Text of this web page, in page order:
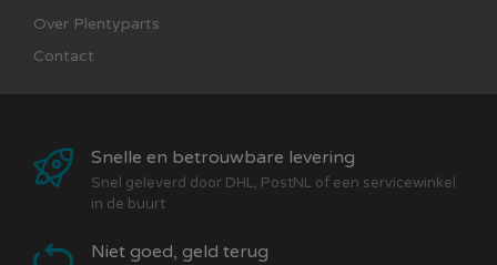
Over Plentyparts
Contact
Snelle en betrouwbare levering
Snel geleverd door DHL, PostNL of een servicewinkel
in de buurt
Niet goed, geld terug